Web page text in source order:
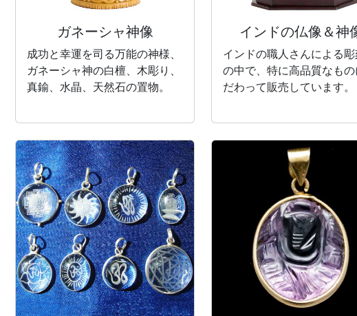
ガネーシャ神像
成功と幸運を司る万能の神様、
ガネーシャ神の白檀、木彫り、
真鍮、水晶、天然石の置物。
インドの仏像＆神
インドの職人さんによる
の中で、特に高品質なも
だわって販売しています。